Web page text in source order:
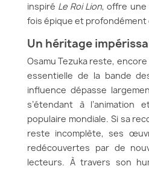
inspiré Le Roi Lion, offre une
fois épique et profondément
Un héritage
Osamu Tezuka reste,
essentielle de la bande
influence dépasse
s’étendant à l’animation
populaire mondiale. Si sa
reste incomplète, ses
redécouvertes par de
lecteurs. À travers son